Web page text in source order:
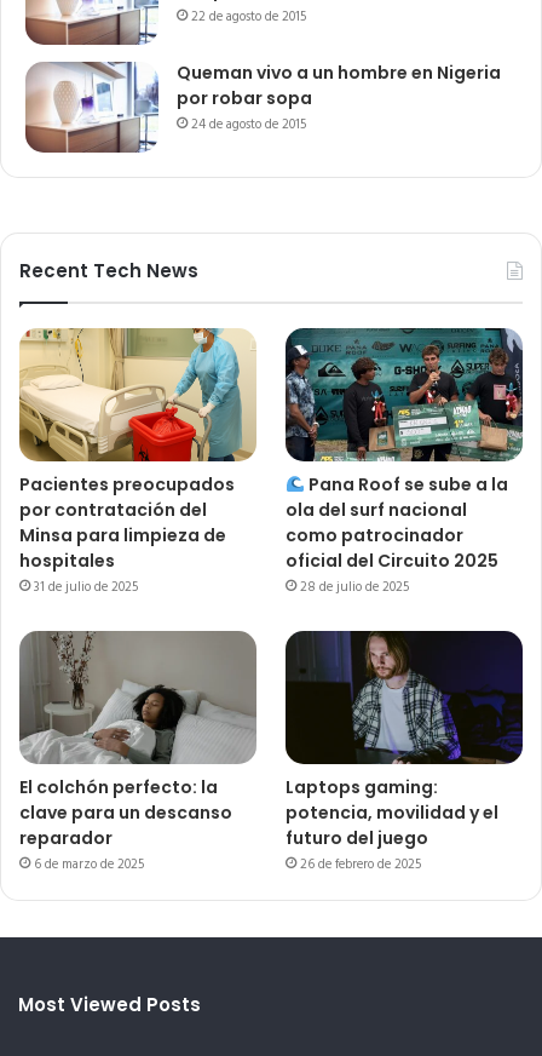
22 de agosto de 2015
Queman vivo a un hombre en Nigeria
por robar sopa
24 de agosto de 2015
Recent Tech News
Pacientes preocupados
por contratación del
Minsa para limpieza de
hospitales
31 de julio de 2025
Pana Roof se sube a la
ola del surf nacional
como patrocinador
oficial del Circuito 2025
28 de julio de 2025
El colchón perfecto: la
clave para un descanso
reparador
6 de marzo de 2025
Laptops gaming:
potencia, movilidad y el
futuro del juego
26 de febrero de 2025
Most Viewed Posts